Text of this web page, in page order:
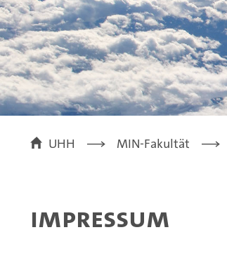
UHH MIN-Fakultät
Impressum